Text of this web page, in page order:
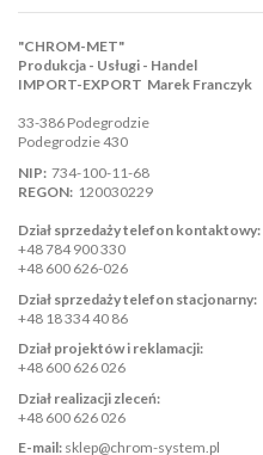
"CHROM-MET"
Produkcja - Usługi - Handel
IMPORT-EXPORT Marek Franczyk
33-386 Podegrodzie
Podegrodzie 430
NIP: 734-100-11-68
REGON: 120030229
Dział sprzedaży telefon kontaktowy:
+48 784 900 330
+48 600 626-026
Dział sprzedaży telefon stacjonarny:
+48 18 334 40 86
Dział projektów i reklamacji:
+48 600 626 026
Dział realizacji zleceń:
+48 600 626 026
E-mail: sklep@chrom-system.pl